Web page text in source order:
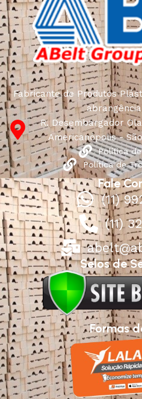
Fabricante de Produtos
R. Desembargador
Americanópolis -
Política
Política de
Fale
(11)
(11)
Selos de
Formas